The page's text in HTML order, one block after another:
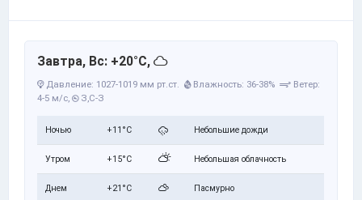
Завтра, Вс: +20°C,
Давление: 1027-1019 мм рт.ст. Влажность: 36-38%
Ветер:
4-5 м/с, З,С-З
Ночью +11°C Небольшие дожди
Утром +15°C Небольшая облачность
Днем +21°C Пасмурно